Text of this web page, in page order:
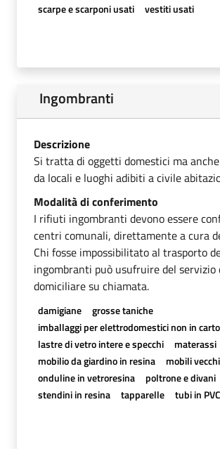
scarpe e scarponi usati
vestiti usati
Ingombranti
Descrizione
Si tratta di oggetti domestici ma
da locali e luoghi adibiti a civile
Modalità di conferimento
I rifiuti ingombranti devono essere
centri comunali, direttamente a cura
Chi fosse impossibilitato al trasporto
ingombranti può usufruire del
domiciliare su chiamata.
damigiane
grosse taniche
imballaggi per elettrodomestici non in
lastre di vetro intere e specchi
materassi
mobilio da giardino in resina
mobili vecchi
onduline in vetroresina
poltrone e divani
stendini in resina
tapparelle tubi in PVC